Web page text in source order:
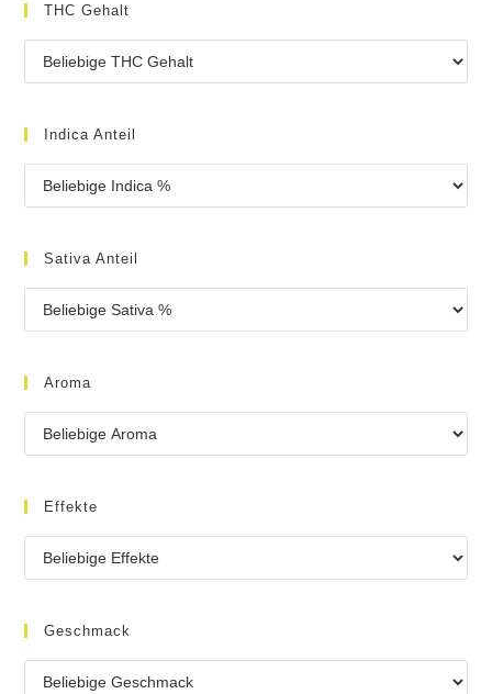
THC Gehalt
Indica Anteil
Sativa Anteil
Aroma
Effekte
Geschmack